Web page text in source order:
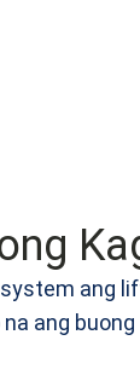
ang
ang